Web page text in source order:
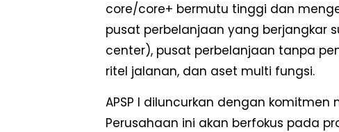
core/core+ bermutu tinggi dan
pusat perbelanjaan yang berjangkar
center), pusat perbelanjaan tanpa
ritel jalanan, dan aset multi fungsi.
APSP I diluncurkan dengan komitmen
Perusahaan ini akan berfokus pada